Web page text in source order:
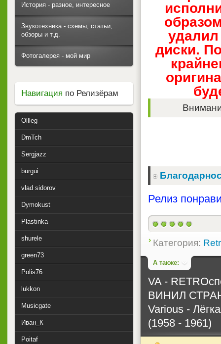
диски.
Релиз
Категория:
А также:
VA -
ВИНИЛ
Various -
(1958 - 1961)
История - разное, интересное
Звукотехника - схемы, статьи,
обзоры и т.д.
Фотогалерея - мой мир
Навигация по Релизёрам
Ollleg
DmTch
Sergjazz
burgui
vlad sidorov
Dymokust
Plastinka
shurele
green73
Polis76
lukkon
Musicgate
Иван_К
Poitaf